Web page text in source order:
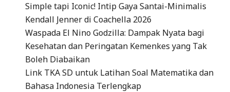
Simple tapi Iconic! Intip Gaya Santai-Minimalis
Kendall Jenner di Coachella 2026
Waspada El Nino Godzilla: Dampak Nyata bagi
Kesehatan dan Peringatan Kemenkes yang Tak
Boleh Diabaikan
Link TKA SD untuk Latihan Soal Matematika dan
Bahasa Indonesia Terlengkap